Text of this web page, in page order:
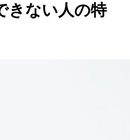
きない人の特